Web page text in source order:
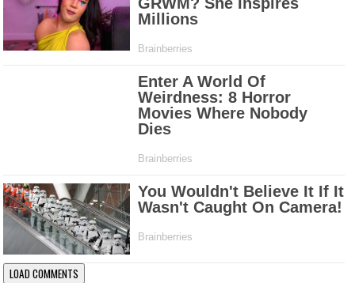
LOAD COMMENTS